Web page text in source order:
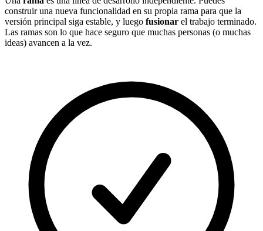
construir una nueva funcionalidad en su propia rama para que la
versión principal siga estable, y luego fusionar el trabajo terminado.
Las ramas son lo que hace seguro que muchas personas (o muchas
ideas) avancen a la vez.